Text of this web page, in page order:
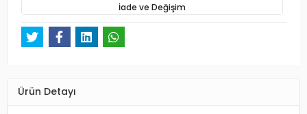
İade ve Değişim
Ürün Detayı